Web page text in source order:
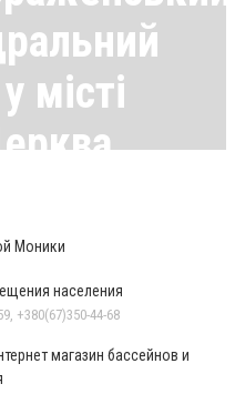
місті
материалы здесь
Моники
населения
+380(67)350-44-68
магазин бассейнов и